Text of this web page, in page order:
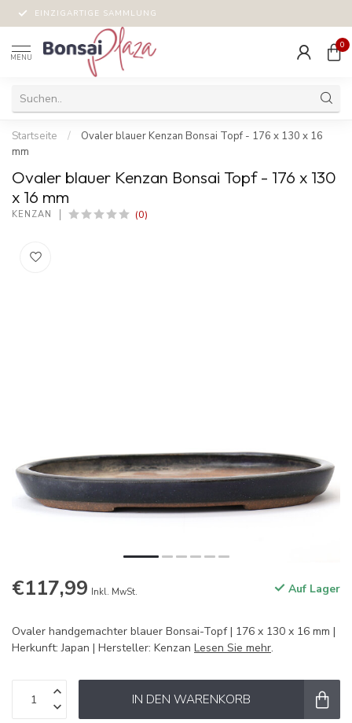
EINZIGARTIGE SAMMLUNG
MENU
0
Startseite /
Ovaler blauer Kenzan Bonsai Topf - 176 x 130 x 16
mm
Ovaler blauer Kenzan Bonsai Topf - 176 x 130
x 16 mm
KENZAN (0)
€117,99 Inkl. MwSt. Auf Lager
Ovaler handgemachter blauer Bonsai-Topf | 176 x 130 x 16 mm |
Herkunft: Japan | Hersteller: Kenzan Lesen Sie mehr.
IN DEN WARENKORB